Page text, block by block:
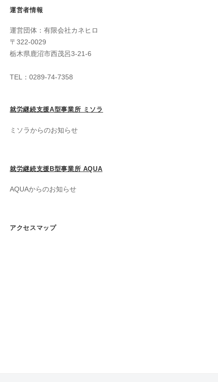
運営者情報
運営団体：有限会社カネヒロ
〒322-0029
栃木県鹿沼市西茂呂3-21-6
TEL：0289-74-7358
就労継続支援A型事業所 ミソラ
ミソラからのお知らせ
就労継続支援B型事業所 AQUA
AQUAからのお知らせ
アクセスマップ